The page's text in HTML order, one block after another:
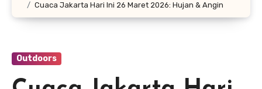
Cuaca Jakarta Hari Ini 26 Maret 2026: Hujan & Angin
Outdoors